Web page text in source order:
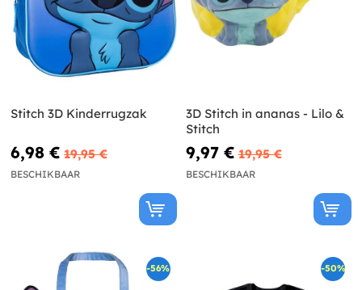
Stitch 3D Kinderrugzak
6,98 € 19,95 €
BESCHIKBAAR
3D Stitch in ananas - Lilo &
Stitch
9,97 € 19,95 €
BESCHIKBAAR
-56% -50%